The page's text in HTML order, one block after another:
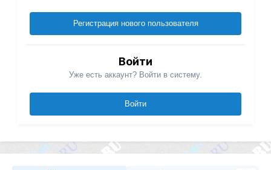
Регистрация нового пользователя
Войти
Уже есть аккаунт? Войти в систему.
Войти